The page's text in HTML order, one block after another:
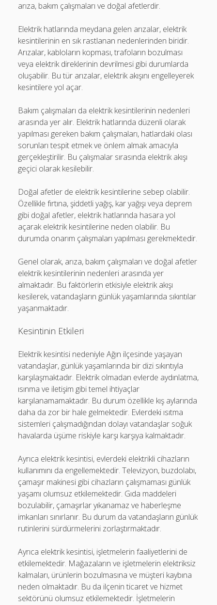
arıza, bakım çalışmaları ve doğal afetlerdir.
Elektrik hatlarında meydana gelen arızalar, elektrik
kesintilerinin en sık rastlanan nedenlerinden biridir.
Arızalar, kabloların kopması, trafoların bozulması
veya elektrik direklerinin devrilmesi gibi durumlarda
oluşabilir. Bu tür arızalar, elektrik akışını engelleyerek
kesintilere yol açar.
Bakım çalışmaları da elektrik kesintilerinin nedenleri
arasında yer alır. Elektrik hatlarında düzenli olarak
yapılması gereken bakım çalışmaları, hatlardaki olası
sorunları tespit etmek ve önlem almak amacıyla
gerçekleştirilir. Bu çalışmalar sırasında elektrik akışı
geçici olarak kesilebilir.
Doğal afetler de elektrik kesintilerine sebep olabilir.
Özellikle fırtına, şiddetli yağış, kar yağışı veya deprem
gibi doğal afetler, elektrik hatlarında hasara yol
açarak elektrik kesintilerine neden olabilir. Bu
durumda onarım çalışmaları yapılması gerekmektedir.
Genel olarak, arıza, bakım çalışmaları ve doğal afetler
elektrik kesintilerinin nedenleri arasında yer
almaktadır. Bu faktörlerin etkisiyle elektrik akışı
kesilerek, vatandaşların günlük yaşamlarında sıkıntılar
yaşanmaktadır.
Kesintinin Etkileri
Elektrik kesintisi nedeniyle Ağın ilçesinde yaşayan
vatandaşlar, günlük yaşamlarında bir dizi sıkıntıyla
karşılaşmaktadır. Elektrik olmadan evlerde aydınlatma,
ısınma ve iletişim gibi temel ihtiyaçlar
karşılanamamaktadır. Bu durum özellikle kış aylarında
daha da zor bir hale gelmektedir. Evlerdeki ısıtma
sistemleri çalışmadığından dolayı vatandaşlar soğuk
havalarda üşüme riskiyle karşı karşıya kalmaktadır.
Ayrıca elektrik kesintisi, evlerdeki elektrikli cihazların
kullanımını da engellemektedir. Televizyon, buzdolabı,
çamaşır makinesi gibi cihazların çalışmaması günlük
yaşamı olumsuz etkilemektedir. Gıda maddeleri
bozulabilir, çamaşırlar yıkanamaz ve haberleşme
imkanları sınırlanır. Bu durum da vatandaşların günlük
rutinlerini sürdürmelerini zorlaştırmaktadır.
Ayrıca elektrik kesintisi, işletmelerin faaliyetlerini de
etkilemektedir. Mağazaların ve işletmelerin elektriksiz
kalmaları, ürünlerin bozulmasına ve müşteri kaybına
neden olmaktadır. Bu da ilçenin ticaret ve hizmet
sektörünü olumsuz etkilemektedir. İşletmelerin